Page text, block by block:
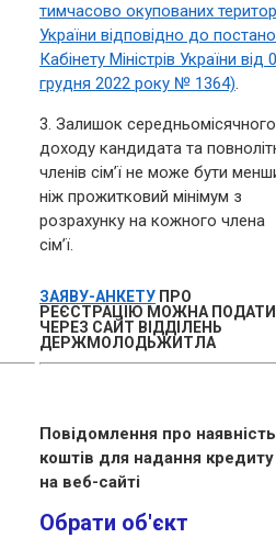
тимчасово окупованих
України відповідно до
Кабінету Міністрів України від
грудня 2022 року № 1364).
3. Залишок середньомісячного
доходу кандидата та
членів сім’ї не може бути
ніж прожитковий мінімум з
розрахунку на кожного члена
сім’ї.
ЗАЯВУ-АНКЕТУ ПРО
РЕЄСТРАЦІЮ МОЖНА ПОДАТИ
ЧЕРЕЗ САЙТ ВІДДІЛЕНЬ
ДЕРЖМОЛОДЬЖИТЛА
Повідомлення про наявність
коштів для надання кредиту
на веб-сайті
Обрати об'єкт